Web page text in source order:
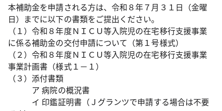
本補助金を申請される方は、令和８年７月３１日（金曜
日）までに以下の書類をご提出ください。
（１）令和８年度ＮＩＣＵ等入院児の在宅移行支援事業
に係る補助金の交付申請について（第１号様式）
（２）令和８年度ＮＩＣＵ等入院児の在宅移行支援事業
事業計画書（様式１－１）
（３）添付書類
ア 病院の概況書
イ 印鑑証明書（Ｊグランツで申請する場合は不要